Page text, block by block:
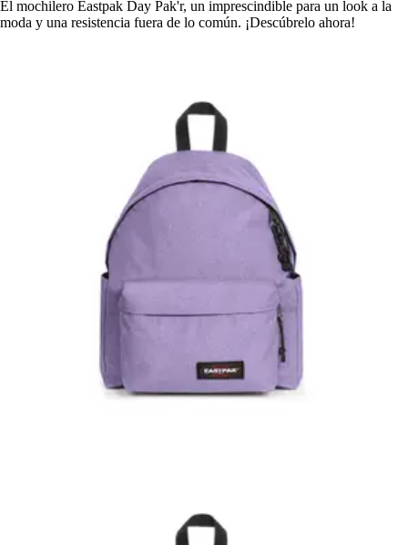
El mochilero Eastpak Day Pak'r, un imprescindible para un look a la
moda y una resistencia fuera de lo común. ¡Descúbrelo ahora!